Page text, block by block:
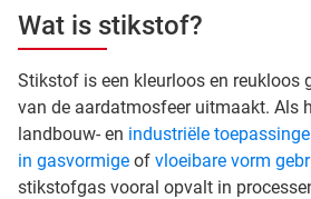
Wat is stikstof?
Stikstof is een kleurloos en reukloos
van de aardatmosfeer uitmaakt. Als
landbouw- en industriële
in gasvormige of vloeibare vorm
stikstofgas vooral opvalt in